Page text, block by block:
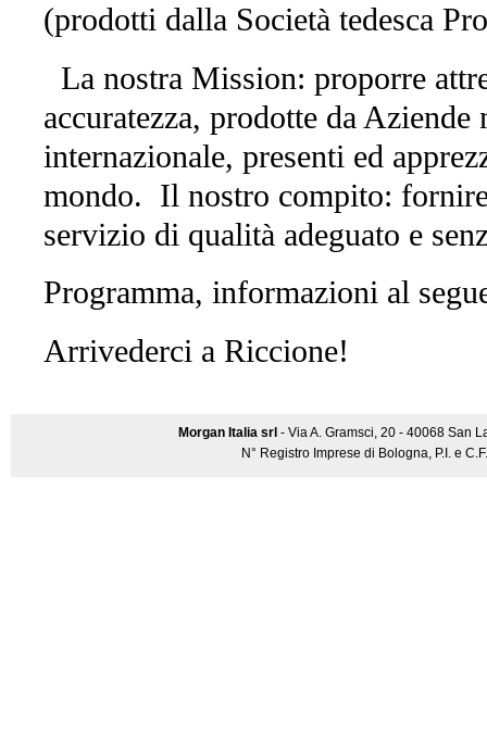
(prodotti dalla Società tedesca
La nostra Mission: proporre
accuratezza, prodotte da
internazionale, presenti ed
mondo. Il nostro compito:
servizio di qualità adeguato e
Programma, informazioni al
Arrivederci a Riccione!
Morgan Italia srl - Via A. Gramsci, 20 - 40068 San
N° Registro Imprese di Bologna, P.I. e